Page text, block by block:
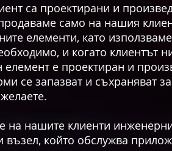
са проектирани и
само на нашия
елементи, като
и когато клиентът
е проектиран и
се запазват и съхраняват
на нашите клиенти
който обслужва